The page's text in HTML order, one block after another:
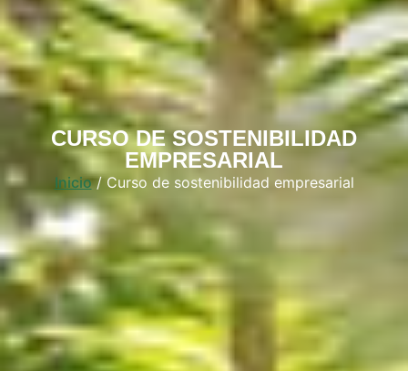
CURSO DE SOSTENIBILIDAD
EMPRESARIAL
Inicio/ Curso de sostenibilidad empresarial